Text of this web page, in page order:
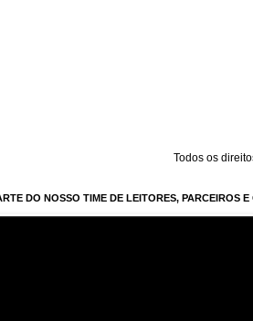
Todos os
DO NOSSO TIME DE LEITORES, PARCEIROS